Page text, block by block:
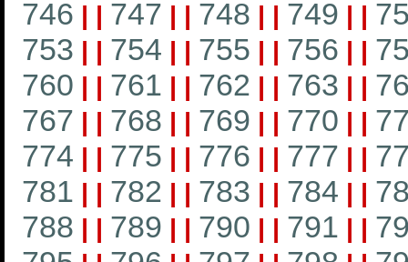
746 | | 747 | | 748 | | 749 | |
753 | | 754 | | 755 | | 756 | |
760 | | 761 | | 762 | | 763 | |
767 | | 768 | | 769 | | 770 | |
774 | | 775 | | 776 | | 777 | |
781 | | 782 | | 783 | | 784 | |
788 | | 789 | | 790 | | 791 | |